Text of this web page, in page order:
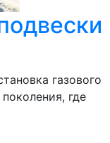
газового
где